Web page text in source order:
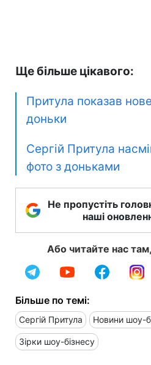
Ще більше цікавого:
Притула показав
доньки
Сергій Притула
фото з доньками
Не пропустіть
наші
Або читайте нас
Більше по темі:
Сергій Притула Новини шоу-
Зірки шоу-бізнесу